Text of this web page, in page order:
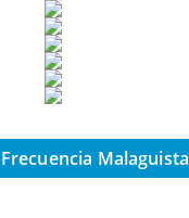
Malaguista